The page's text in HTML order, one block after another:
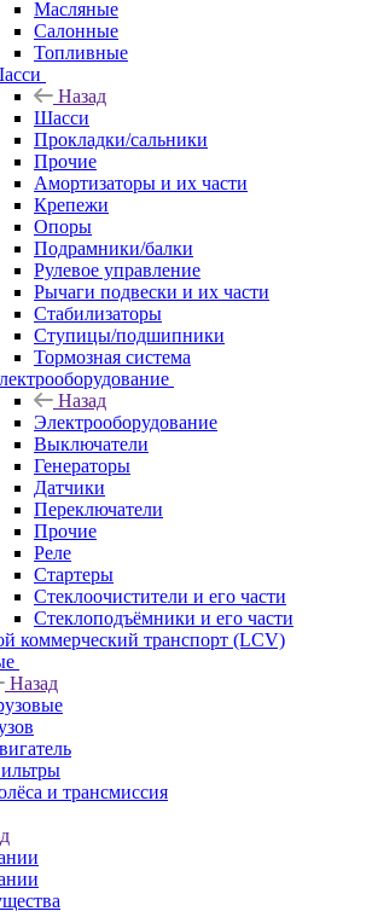
Масляные
Салонные
Топливные
Назад
Шасси
Прокладки/сальники
Прочие
Амортизаторы и их части
Крепежи
Опоры
Подрамники/балки
Рулевое управление
Рычаги подвески и их части
Стабилизаторы
Ступицы/подшипники
Тормозная система
Назад
Электрооборудование
Выключатели
Генераторы
Датчики
Переключатели
Прочие
Реле
Стартеры
Стеклоочистители и его части
Стеклоподъёмники и его части
коммерческий транспорт (LCV)
Назад
и трансмиссия